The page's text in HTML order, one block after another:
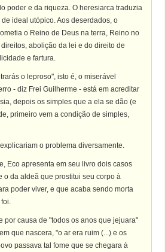
poder e da riqueza. O heresiarca traduzia
ideal utópico. Aos deserdados, o
o Reino de Deus na terra, Reino no
abolição da lei e do direito de
e fartura.
o leproso", isto é, o miserável
- diz Frei Guilherme - está em acreditar
depois os simples que a ela se dão (e
primeiro vem a condição de simples,
o problema diversamente.
Eco apresenta em seu livro dois casos
o da aldeã que prostitui seu corpo à
poder viver, e que acaba sendo morta
por causa de "todos os anos que jejuara"
que nascera, "o ar era ruim (...) e os
passava tal fome que se chegara à